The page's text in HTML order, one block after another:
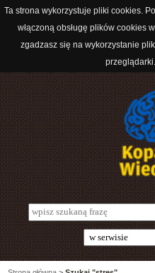
Ta strona wykorzystuje pliki cookies.
włączoną obsługę plików cookies
zgadzasz się na wykorzystanie
przeglądarki.